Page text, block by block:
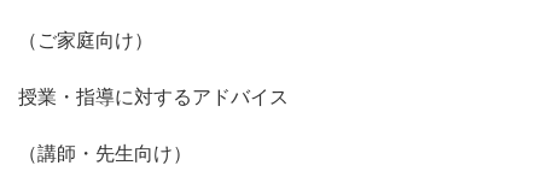
（ご家庭向け）
授業・指導に対するアドバイス
（講師・先生向け）